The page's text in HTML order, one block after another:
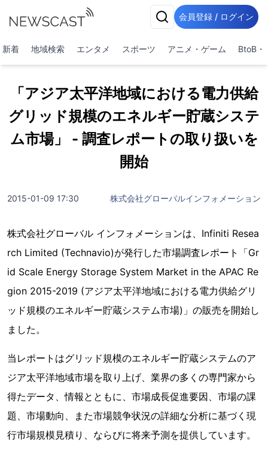
会員登録 / ログイン
新着 地域検索 エンタメ スポーツ アニメ・ゲーム BtoB・
「アジア太平洋地域における電力供給
グリッド規模のエネルギー貯蔵システ
ム市場」 - 調査レポートの取り扱いを
開始
2015-01-09 17:30 株式会社グローバルインフォメーション
株式会社グローバル インフォメーションは、Infiniti Resea
rch Limited (Technavio)が発行した市場調査レポート「Gr
id Scale Energy Storage System Market in the APAC Re
gion 2015-2019 (アジア太平洋地域における電力供給グリ
ッド規模のエネルギー貯蔵システム市場)」の販売を開始し
ました。
当レポートはグリッド規模のエネルギー貯蔵システムのア
ジア太平洋地域市場を取り上げ、業界の多くの専門家から
得たデータ、情報とともに、市場成長促進要因、市場の課
題、市場動向、また市場競争状況の詳細な分析に基づく現
行市場規模見積り、ならびに将来予測を提供しています。